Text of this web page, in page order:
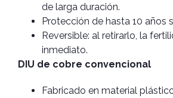
de larga duración.
Protección de hasta 10 años
Reversible: al retirarlo, la
inmediato.
DIU de cobre convencional
Fabricado en material